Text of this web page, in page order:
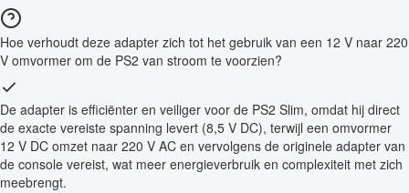
Hoe verhoudt deze adapter zich tot het gebruik van een 12 V naar 220
V omvormer om de PS2 van stroom te voorzien?
De adapter is efficiënter en veiliger voor de PS2 Slim, omdat hij direct
de exacte vereiste spanning levert (8,5 V DC), terwijl een omvormer
12 V DC omzet naar 220 V AC en vervolgens de originele adapter van
de console vereist, wat meer energieverbruik en complexiteit met zich
meebrengt.